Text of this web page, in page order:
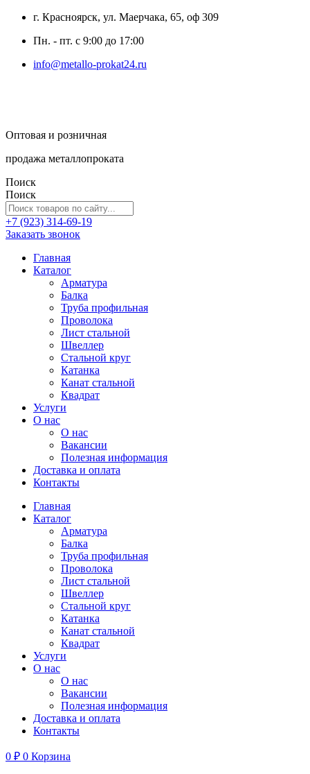
г. Красноярск, ул. Маерчака, 65, оф 309
Пн. - пт. с 9:00 до 17:00
info@metallo-prokat24.ru
Оптовая и розничная
продажа металлопроката
Поиск
Поиск
+7 (923) 314-69-19
Заказать звонок
Главная
Каталог
Арматура
Балка
Труба профильная
Проволока
Лист стальной
Швеллер
Стальной круг
Катанка
Канат стальной
Квадрат
Услуги
О нас
О нас
Вакансии
Полезная информация
Доставка и оплата
Контакты
Главная
Каталог
Арматура
Балка
Труба профильная
Проволока
Лист стальной
Швеллер
Стальной круг
Катанка
Канат стальной
Квадрат
Услуги
О нас
О нас
Вакансии
Полезная информация
Доставка и оплата
Контакты
0 ₽ 0 Корзина